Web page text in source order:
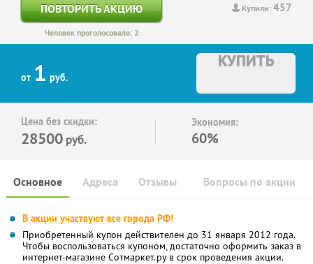
Купили:457
ПОВТОРИТЬ АКЦИЮ
Человек проголосовало: 2
от 1 руб.
КУПИТЬ
Цена без скидки:
28500 руб.
Экономия:
60%
Основное Отзывы Вопросы по акции
Адреса
В акции участвуют все города РФ!
Приобретенный купон действителен до 31 января 2012 года.
Чтобы воспользоваться купоном, достаточно оформить заказ в
интернет-магазине Сотмаркет.ру в срок проведения акции.